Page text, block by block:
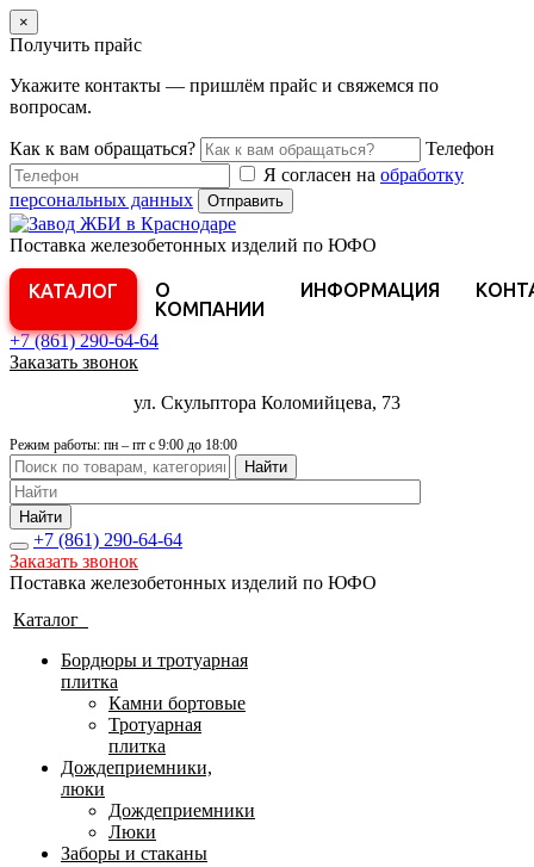
×
Получить прайс
Укажите контакты — пришлём прайс и свяжемся по
вопросам.
Как к вам обращаться?
Телефон
Я согласен на обработку
персональных данных
Отправить
Поставка железобетонных изделий по ЮФО
КАТАЛОГ
О
КОМПАНИИ
ИНФОРМАЦИЯ
+7 (861)290-64-64
Заказать звонок
ул. Скульптора Коломийцева, 73
Режим работы: пн – пт с 9:00 до 18:00
Найти
Найти
+7 (861) 290-64-64
Заказать звонок
Поставка железобетонных изделий по ЮФО
Каталог
Бордюры и тротуарная
плитка
Камни бортовые
Тротуарная
плитка
Дождеприемники,
люки
Дождеприемники
Люки
Заборы и стаканы